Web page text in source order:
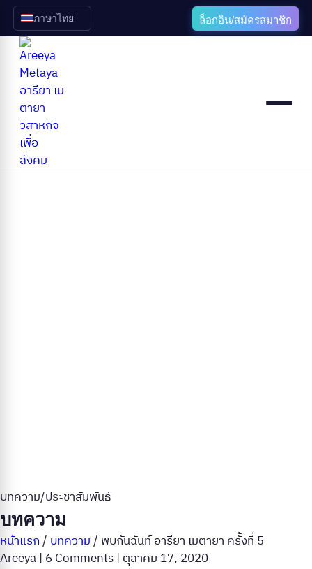
ภาษาไทย ล็อกอิน/สมัครสมาชิก
บทความ/ประชาสัมพันธ์
บทความ
หน้าแรก/ บทความ/ พบกันฉันท์ อารียา เมตายา ครั้งที่ 5
Areeya | 6 Comments | ตุลาคม 17, 2020